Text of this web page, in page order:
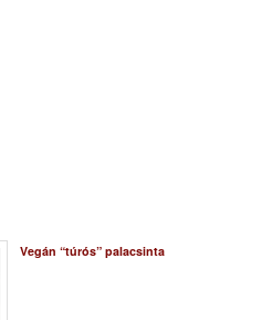
Vegán “túrós” palacsinta